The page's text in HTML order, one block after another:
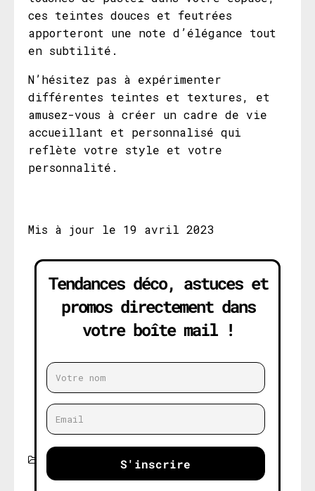
ces teintes douces et feutrées
apporteront une note d’élégance tout
en subtilité.
N’hésitez pas à expérimenter
différentes teintes et textures, et
amusez-vous à créer un cadre de vie
accueillant et personnalisé qui
reflète votre style et votre
personnalité.
Mis à jour le 19 avril 2023
Tendances déco, astuces et
promos directement dans
votre boîte mail !
S'inscrire